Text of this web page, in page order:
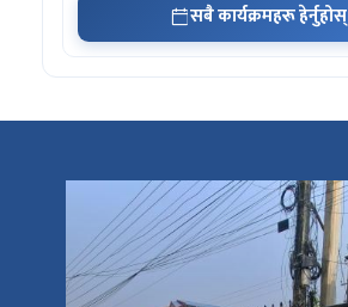
सबै कार्यक्रमहरू हेर्नुहोस्